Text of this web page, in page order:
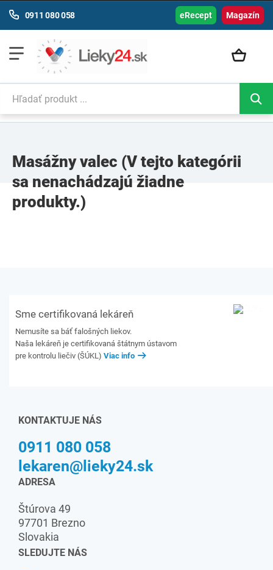
Magazín
0911 080 058 eRecept
Masážny valec (V tejto kategórii
sa nenachádzajú žiadne
produkty.)
Sme certifikovaná lekáreň
Nemusíte sa báť falošných liekov.
Naša lekáreň je certifikovaná štátnym ústavom
pre kontrolu liečiv (ŠÚKL) Viac info
KONTAKTUJE NÁS
0911 080 058
lekaren@lieky24.sk
ADRESA
Štúrova 49
97701 Brezno
Slovakia
SLEDUJTE NÁS